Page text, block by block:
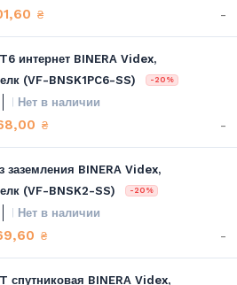
₴ -
интернет BINERA Videx,
(VF-BNSK1PC6-SS)
-20%
Нет в наличии
₴ -
заземления BINERA Videx,
(VF-BNSK2-SS)
-20%
Нет в наличии
₴ -
спутниковая BINERA Videx,